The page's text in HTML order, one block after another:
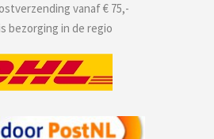
vanaf € 75,-
bezorging in de regio